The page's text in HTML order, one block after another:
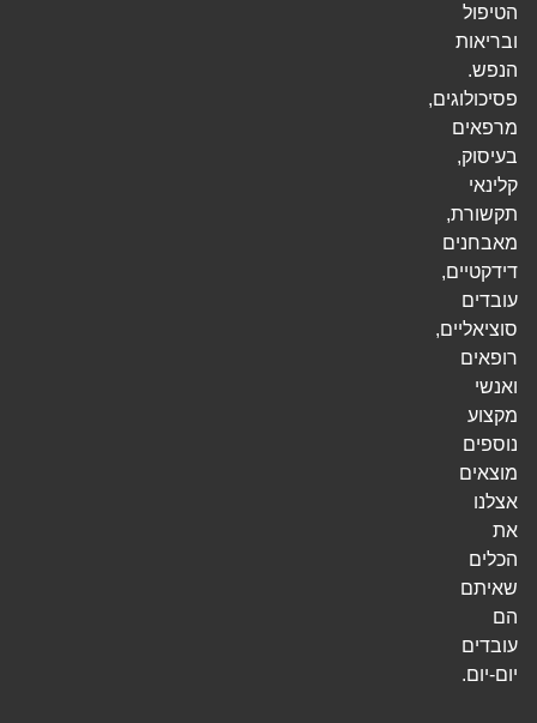
הטיפול
ובריאות
הנפש.
פסיכולוגים,
מרפאים
בעיסוק,
קלינאי
תקשורת,
מאבחנים
דידקטיים,
עובדים
סוציאליים,
רופאים
ואנשי
מקצוע
נוספים
מוצאים
אצלנו
את
הכלים
שאיתם
הם
עובדים
יום-יום.